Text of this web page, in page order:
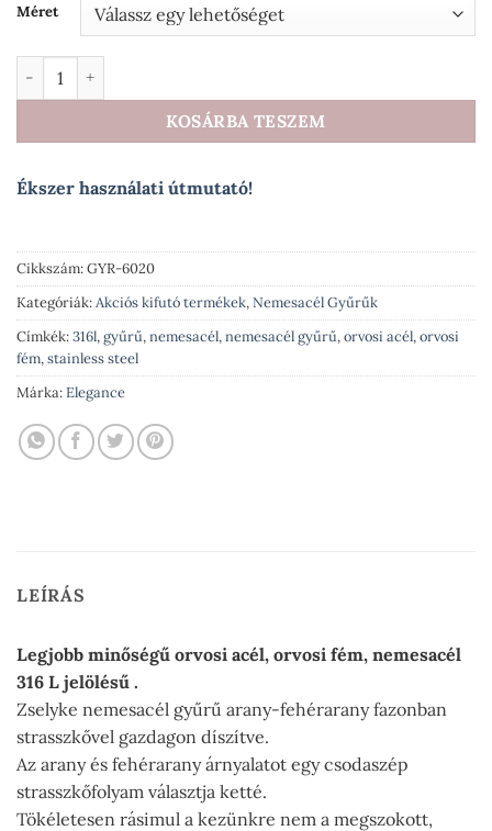
Méret
Zselyke nemesacél gyűrű arany-fehérarany fazonban
KOSÁRBA TESZEM
Ékszer használati útmutató!
Cikkszám:GYR-6020
Kategóriák:Akciós kifutó termékek,Nemesacél Gyűrűk
Címkék:316l,gyűrű,nemesacél,nemesacél gyűrű,orvosi acél,orvosi
fém,stainless steel
Márka:Elegance
LEÍRÁS
Legjobb minőségű orvosi acél, orvosi fém, nemesacél
316 L jelölésű .
Zselyke nemesacél gyűrű arany-fehérarany fazonban
strasszkővel gazdagon díszítve.
Az arany és fehérarany árnyalatot egy csodaszép
strasszkőfolyam választja ketté.
Tökéletesen rásimul a kezünkre nem a megszokott,